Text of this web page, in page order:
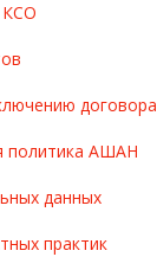
КСО
политика АШАН
данных
практик